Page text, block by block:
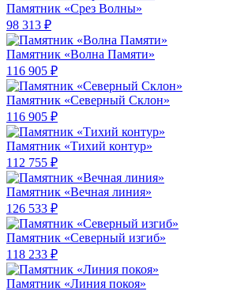
Памятник «Срез Волны»
98 313 ₽
Памятник «Волна Памяти»
116 905 ₽
Памятник «Северный Склон»
116 905 ₽
Памятник «Тихий контур»
112 755 ₽
Памятник «Вечная линия»
126 533 ₽
Памятник «Северный изгиб»
118 233 ₽
Памятник «Линия покоя»